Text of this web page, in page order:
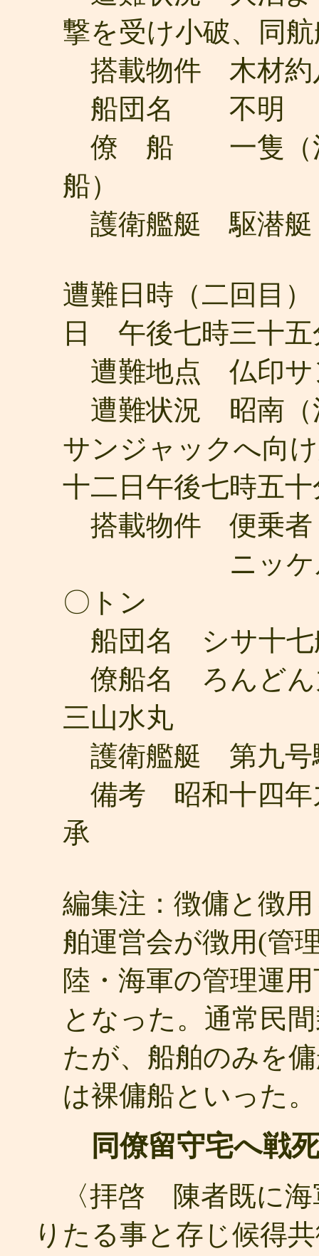
撃を受け小破、同
搭載物件 木材約
船団名 不明
僚 船 一隻（注
船）
護衛艦艇 駆潜
遭難日時（二回目
日 午後七時三十五
遭難地点 仏印サ
遭難状況 昭南（
サンジャックへ向
十二日午後七時五
搭載物件 便乗
ニッケル鉱
〇トン
船団名 シサ十七
僚船名 ろんど
三山水丸
護衛艦艇 第九号
備考 昭和十四年
承
編集注：徴傭と徴
舶運営会が徴用(管
陸・海軍の管理運
となった。通常民
たが、船舶のみを
は裸傭船といった。
同僚留守宅へ戦死
〈拝啓 陳者既に海
りたる事と存じ候得